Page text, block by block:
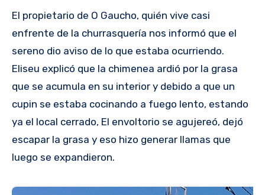
El propietario de O Gaucho, quién vive casi
enfrente de la churrasquería nos informó que el
sereno dio aviso de lo que estaba ocurriendo.
Eliseu explicó que la chimenea ardió por la grasa
que se acumula en su interior y debido a que un
cupin se estaba cocinando a fuego lento, estando
ya el local cerrado, El envoltorio se agujereó, dejó
escapar la grasa y eso hizo generar llamas que
luego se expandieron.